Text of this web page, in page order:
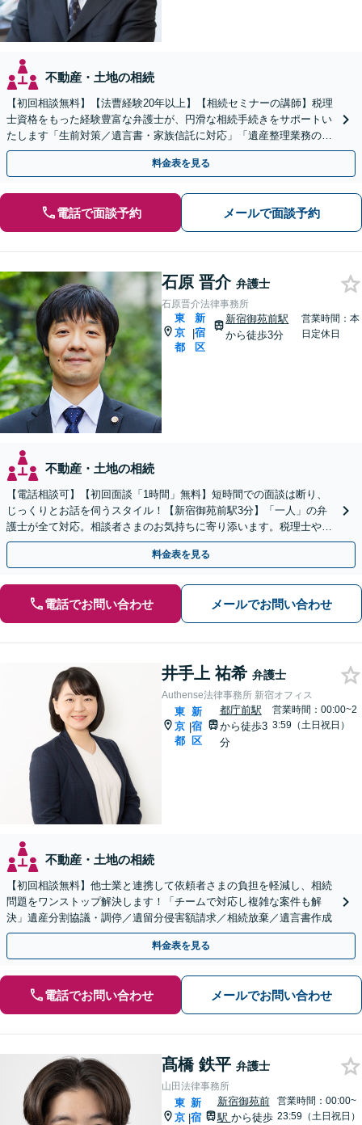
不動産・土地の相続
【初回相談無料】【法曹経験20年以上】【相続セミナーの講師】税理
士資格をもった経験豊富な弁護士が、円滑な相続手続きをサポートい
たします「生前対策／遺言書・家族信託に対応」「遺産整理業務の代
行あり」【電話相談】【新宿西口1分】
料金表を見る
電話で面談予約 メールで面談予約
石原 晋介 弁護士
石原晋介法律事務所
東
京
都
|
新
宿
区
新宿御苑前駅
から徒歩3分
営業時間：本
日定休日
不動産・土地の相続
【電話相談可】【初回面談「1時間」無料】短時間での面談は断り、
じっくりとお話を伺うスタイル！【新宿御苑前駅3分】「一人」の弁
護士が全て対応。相談者さまのお気持ちに寄り添います。税理士やカ
ウンセラーと連携し、生前対策のご相談も
料金表を見る
電話でお問い合わせ メールでお問い合わせ
井手上 祐希 弁護士
Authense法律事務所 新宿オフィス
東
京
都
|
新
宿
区
都庁前駅
から徒歩3
分
営業時間：00:00~2
3:59（土日祝日）
不動産・土地の相続
【初回相談無料】他士業と連携して依頼者さまの負担を軽減し、相続
問題をワンストップ解決します！「チームで対応し複雑な案件も解
決」遺産分割協議・調停／遺留分侵害額請求／相続放棄／遺言書作成
料金表を見る
電話でお問い合わせ メールでお問い合わせ
髙橋 鉄平 弁護士
山田法律事務所
東
京 |
新
宿
新宿御苑前
駅 から徒歩
営業時間：00:00~
23:59（土日祝日）